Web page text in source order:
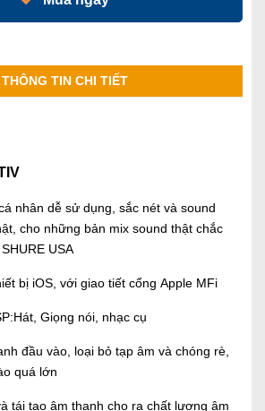
THÔNG TIN CHI TIẾT
nhân dễ sử dụng, sắc nét và sound
cho những bản mix sound thật chắc
USA
bị iOS, với giao tiết cổng Apple MFi
Giọng nói, nhạc cụ
đầu vào, loại bỏ tạp âm và chóng rè,
quá lớn
tái tạo âm thanh cho ra chất lượng âm